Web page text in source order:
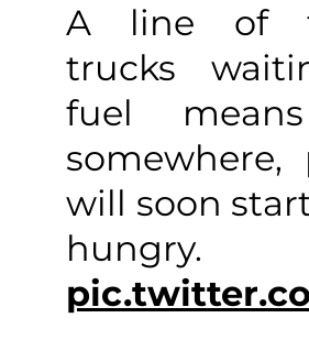
A line of
trucks
fuel
somewhere,
will soon
hungry.